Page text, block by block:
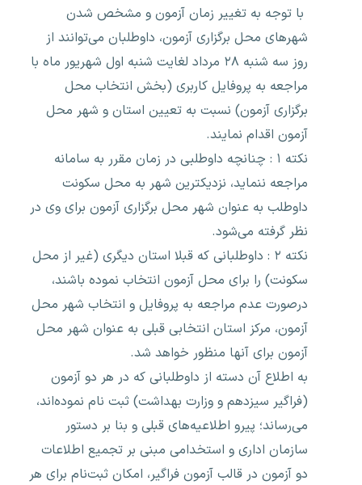
با توجه به تغییر زمان آزمون و مشخص شدن
شهرهای محل برگزاری آزمون، داوطلبان می‌توانند از
روز سه شنبه ۲۸ مرداد لغایت شنبه اول شهریور ماه با
مراجعه به پروفایل کاربری (بخش انتخاب محل
برگزاری آزمون) نسبت به تعیین استان و شهر محل
آزمون اقدام نمایند.
نکته ۱ : چنانچه داوطلبی در زمان مقرر به سامانه
مراجعه ننماید، نزدیکترین شهر به محل سکونت
داوطلب به عنوان شهر محل برگزاری آزمون برای وی در
نظر گرفته می‌شود.
نکته ۲ : داوطلبانی که قبلا استان دیگری (غیر از محل
سکونت) را برای محل آزمون انتخاب نموده باشند،
درصورت عدم مراجعه به پروفایل و انتخاب شهر محل
آزمون، مرکز استان انتخابی قبلی به عنوان شهر محل
آزمون برای آنها منظور خواهد شد.
به اطلاع آن دسته از داوطلبانی که در هر دو آزمون
(فراگیر سیزدهم و وزارت بهداشت) ثبت ‌نام نموده‌اند،
می‌رساند؛ پیرو اطلاعیه‌های قبلی و بنا بر دستور
سازمان اداری و استخدامی مبنی بر تجمیع اطلاعات
دو آزمون در قالب آزمون فراگیر، امکان ثبت‌نام برای هر